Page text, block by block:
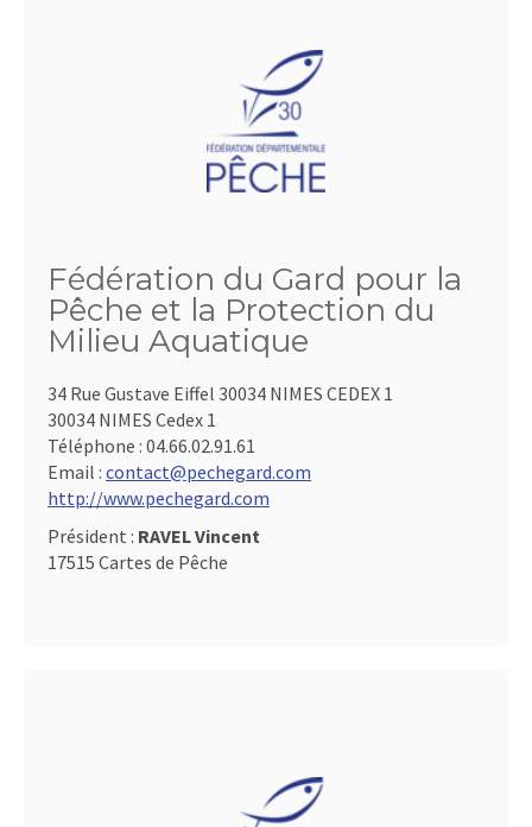
Fédération du Gard pour la
Pêche et la Protection du
Milieu Aquatique
34 Rue Gustave Eiffel 30034 NIMES CEDEX 1
30034 NIMES Cedex 1
Téléphone : 04.66.02.91.61
Email : contact@pechegard.com
http://www.pechegard.com
Président : RAVEL Vincent
17515 Cartes de Pêche